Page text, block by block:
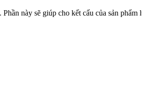
này sẽ giúp cho kết cấu của sản